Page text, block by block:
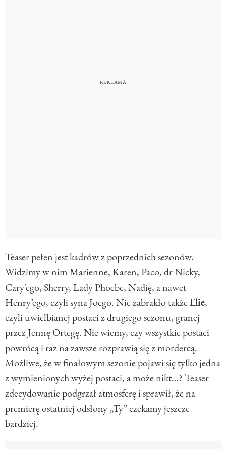
Teaser pełen jest kadrów z poprzednich sezonów.
Widzimy w nim Marienne, Karen, Paco, dr Nicky,
Cary’ego, Sherry, Lady Phoebe, Nadię, a nawet
Henry’ego, czyli syna Joego. Nie zabrakło takżeElie,
czyli uwielbianej postaci z drugiego sezonu, granej
przez Jennę Ortegę. Nie wiemy, czy wszystkie postaci
powrócą i raz na zawsze rozprawią się z mordercą.
Możliwe, że w finałowym sezonie pojawi się tylko jedna
z wymienionych wyżej postaci, a może nikt…? Teaser
zdecydowanie podgrzał atmosferę i sprawił, że na
premierę ostatniej odsłony „Ty” czekamy jeszcze
bardziej.